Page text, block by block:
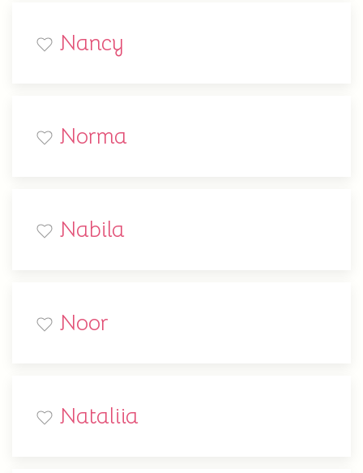
Nancy
Norma
Nabila
Noor
Nataliia